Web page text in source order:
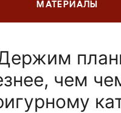
МАТЕРИАЛЫ
чем